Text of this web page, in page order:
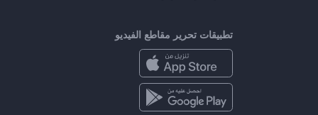
تطبيقات تحرير مقاطع الفيديو